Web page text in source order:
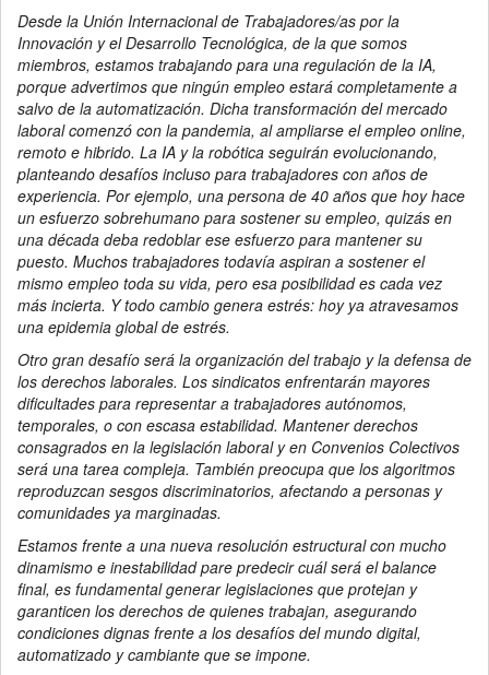
Desde la Unión Internacional de Trabajadores/as por la
Innovación y el Desarrollo Tecnológica, de la que somos
miembros, estamos trabajando para una regulación de la IA,
porque advertimos que ningún empleo estará completamente a
salvo de la automatización. Dicha transformación del mercado
laboral comenzó con la pandemia, al ampliarse el empleo online,
remoto e hibrido. La IA y la robótica seguirán evolucionando,
planteando desafíos incluso para trabajadores con años de
experiencia. Por ejemplo, una persona de 40 años que hoy hace
un esfuerzo sobrehumano para sostener su empleo, quizás en
una década deba redoblar ese esfuerzo para mantener su
puesto. Muchos trabajadores todavía aspiran a sostener el
mismo empleo toda su vida, pero esa posibilidad es cada vez
más incierta. Y todo cambio genera estrés: hoy ya atravesamos
una epidemia global de estrés.
Otro gran desafío será la organización del trabajo y la defensa de
los derechos laborales. Los sindicatos enfrentarán mayores
dificultades para representar a trabajadores autónomos,
temporales, o con escasa estabilidad. Mantener derechos
consagrados en la legislación laboral y en Convenios Colectivos
será una tarea compleja. También preocupa que los algoritmos
reproduzcan sesgos discriminatorios, afectando a personas y
comunidades ya marginadas.
Estamos frente a una nueva resolución estructural con mucho
dinamismo e inestabilidad pare predecir cuál será el balance
final, es fundamental generar legislaciones que protejan y
garanticen los derechos de quienes trabajan, asegurando
condiciones dignas frente a los desafíos del mundo digital,
automatizado y cambiante que se impone.